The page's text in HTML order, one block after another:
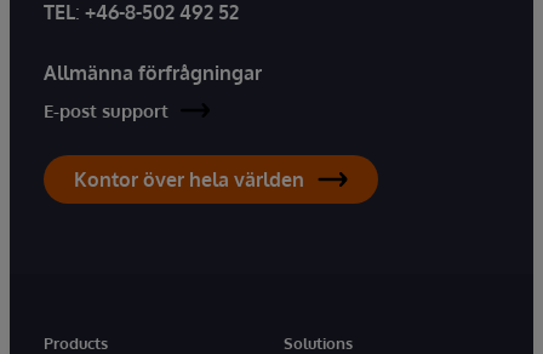
TEL: +46-8-502 492 52
Allmänna förfrågningar
E-post support
Kontor över hela världen
Products
Solutions